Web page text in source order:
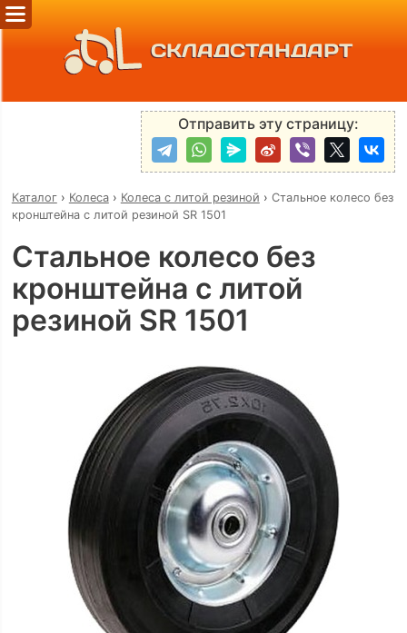
СКЛАДСТАНДАРТ
Отправить эту страницу:
Каталог› Колеса› Колеса с литой резиной › Стальное колесо без
кронштейна с литой резиной SR 1501
Стальное колесо без
кронштейна с литой
резиной SR 1501